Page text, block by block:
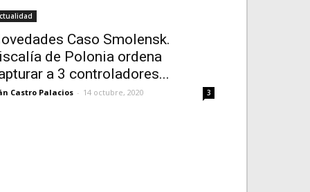
Caso Smolensk.
de Polonia ordena
a 3 controladores...
Castro Palacios - 14 octubre, 2020 3